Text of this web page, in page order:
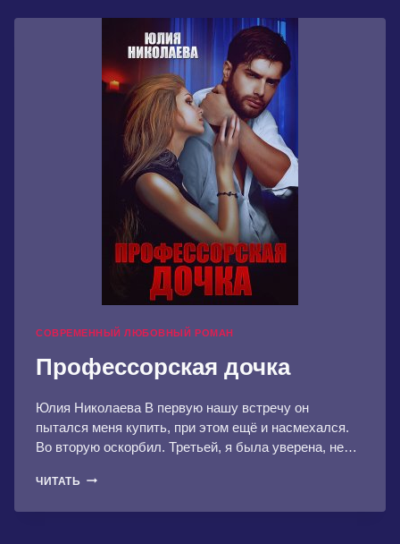
СОВРЕМЕННЫЙ ЛЮБОВНЫЙ РОМАН
Профессорская дочка
Юлия Николаева В первую нашу встречу он
пытался меня купить, при этом ещё и насмехался.
Во вторую оскорбил. Третьей, я была уверена, не…
ЧИТАТЬ ПРОФЕССОРСКАЯ